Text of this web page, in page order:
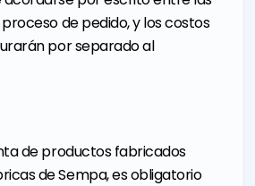
de pedido, y los costos
por separado al
de productos fabricados
de Sempa, es obligatorio